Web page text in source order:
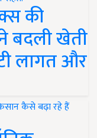
की
बदली खेती
लागत और